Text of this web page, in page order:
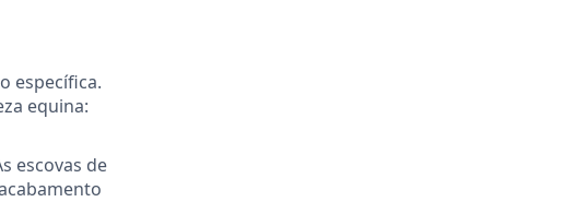
específica.
equina:
escovas de